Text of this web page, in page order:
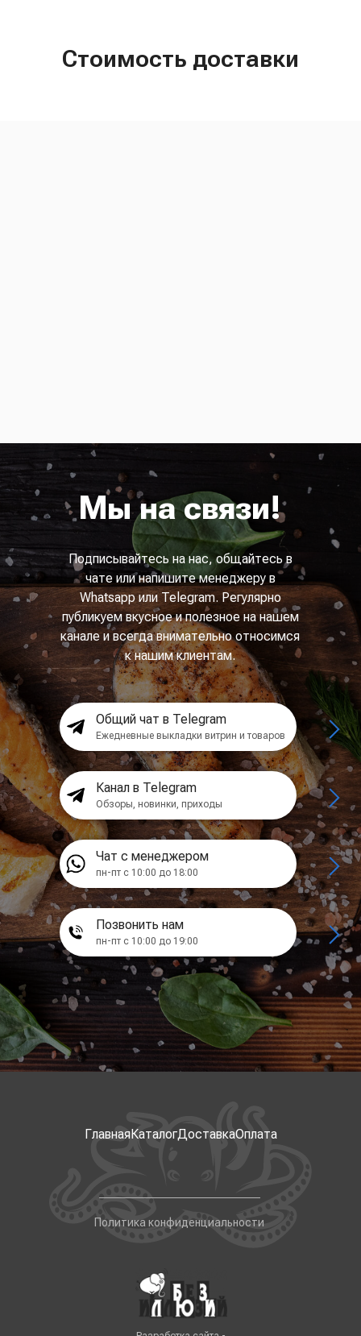
Стоимость доставки
Мы на связи!
Подписывайтесь на нас, общайтесь в
чате или напишите менеджеру в
Whatsapp или Telegram. Регулярно
публикуем вкусное и полезное на нашем
канале и всегда внимательно относимся
к нашим клиентам.
Общий чат в Telegram
Ежедневные выкладки витрин и товаров
Канал в Telegram
Обзоры, новинки, приходы
Чат с менеджером
пн-пт с 10:00 до 18:00
Позвонить нам
пн-пт с 10:00 до 19:00
ГлавнаяКаталогДоставкаОплата
Политика конфиденциальности